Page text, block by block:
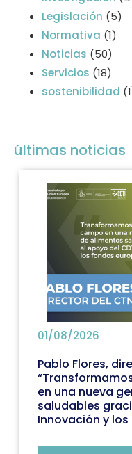
Legislación (5)
Normativa (1)
Noticias (50)
Servicios (18)
sostenibilidad
últimas noticias
01/08/2026
Pablo Flores,
en una nueva
saludables
Innovación y los